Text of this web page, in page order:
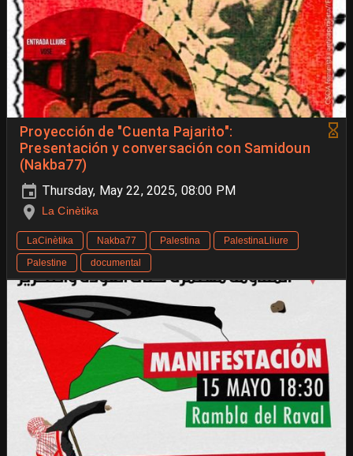
Proyección de "Cuenta Pajarito":
Presentación y conversación con Samidoun
(Nakba77)
Thursday, May 22, 2025, 08:00 PM
La Cinètika
LaCinètika Nakba77 Palestina
PalestinaLliure
Palestine
documental